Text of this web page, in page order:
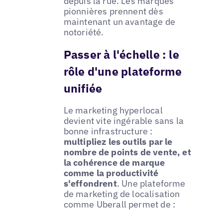
pionnières prennent dès
maintenant un avantage de
notoriété.
Passer à l'échelle : le
rôle d'une plateforme
unifiée
Le marketing hyperlocal
devient vite ingérable sans la
bonne infrastructure :
multipliez les outils par le
nombre de points de vente, et
la cohérence de marque
comme la productivité
s'effondrent. Une plateforme
de marketing de localisation
comme Uberall permet de :